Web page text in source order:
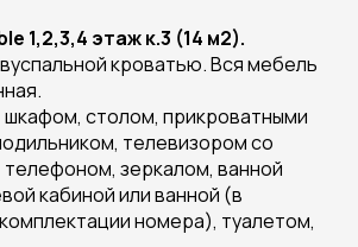
1,2,3,4 этаж к.3 (14 м2).
кроватью. Вся мебель
столом, прикроватными
телевизором со
телефоном, зеркалом, ванной
кабиной или ванной (в
номера), туалетом,